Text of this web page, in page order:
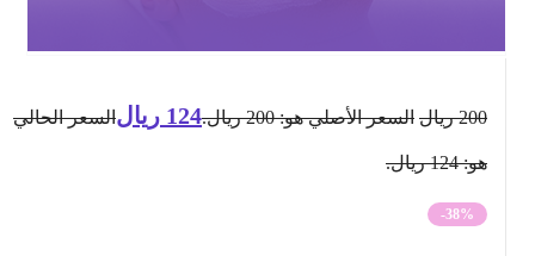
ريال السعر الأصلي هو: 200 ريال. 124 ريال السعر الحالي
-38%